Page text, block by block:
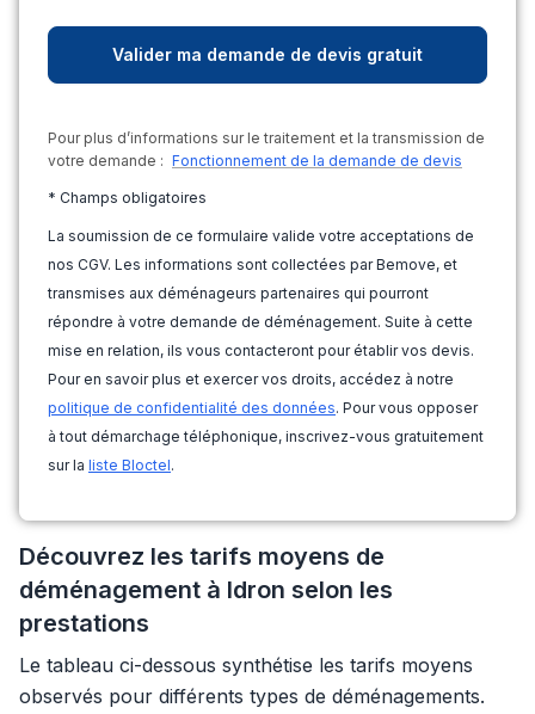
Pour plus d’informations sur le traitement et la transmission de
votre demande : Fonctionnement de la demande de devis
* Champs obligatoires
La soumission de ce formulaire valide votre acceptations de
nos CGV. Les informations sont collectées par Bemove, et
transmises aux déménageurs partenaires qui pourront
répondre à votre demande de déménagement. Suite à cette
mise en relation, ils vous contacteront pour établir vos devis.
Pour en savoir plus et exercer vos droits, accédez à notre
politique de confidentialité des données. Pour vous opposer
à tout démarchage téléphonique, inscrivez-vous gratuitement
sur la liste Bloctel.
Découvrez les tarifs moyens de
déménagement à Idron selon les
prestations
Le tableau ci-dessous synthétise les tarifs moyens
observés pour différents types de déménagements.